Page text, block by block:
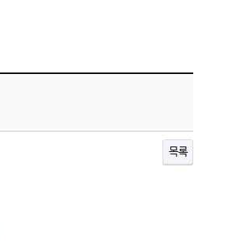
목록